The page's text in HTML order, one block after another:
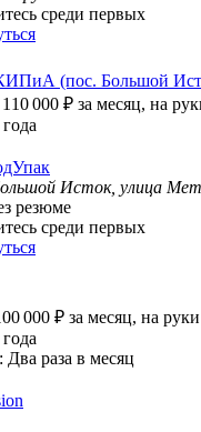
среди первых
(пос. Большой
110 000 ₽ за месяц, на
Исток, улица
резюме
среди первых
000 ₽ за месяц, на руки
раза в месяц